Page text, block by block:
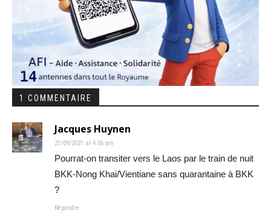
1 COMMENTAIRE
Jacques Huynen
21/09/2021 at 4:06 pm
Pourrat-on transiter vers le Laos par le train de nuit
BKK-Nong Khai/Vientiane sans quarantaine à BKK
?
Répondre